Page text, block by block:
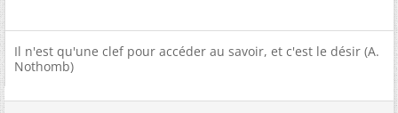
Il n'est qu'une clef pour accéder au savoir, et c'est le désir (A.
Nothomb)